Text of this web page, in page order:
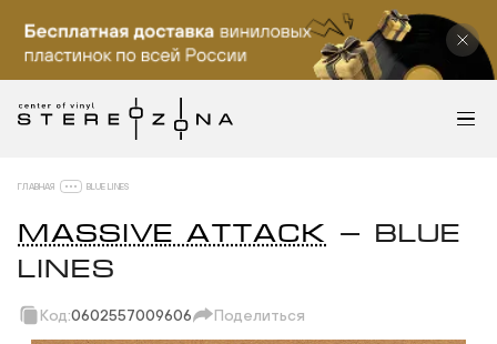
ГЛАВНАЯ BLUE LINES
MASSIVE ATTACK — BLUE
LINES
Код:0602557009606 Поделиться